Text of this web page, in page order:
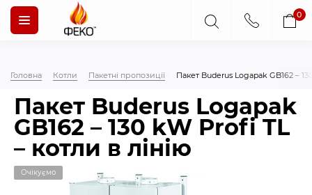
0
Головна Котли Пакетні пропозиції Пакет Buderus Logapak GB162 –
Пакет Buderus Logapak
GB162 – 130 kW Profi TL
– котли в лінію
Очікуємо